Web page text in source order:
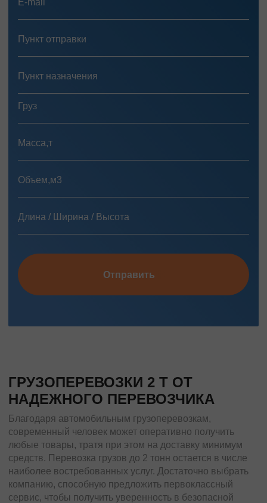
Отправить
ГРУЗОПЕРЕВОЗКИ 2 Т ОТ
НАДЕЖНОГО ПЕРЕВОЗЧИКА
Благодаря автомобильным грузоперевозкам,
современный человек может оперативно получить
любые товары, тратя при этом на доставку минимум
средств. Перевозка грузов до 2 тонн остается в числе
наиболее востребованных услуг. Достаточно выбрать
компанию, способную предложить первоклассный
сервис, чтобы получить уверенность в безопасной